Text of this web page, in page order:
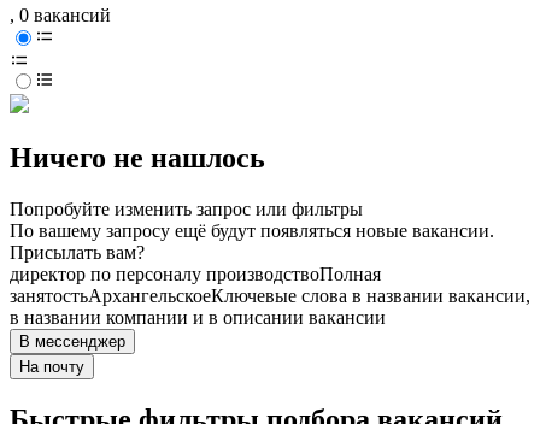
, 0 вакансий
Ничего не нашлось
Попробуйте изменить запрос или фильтры
По вашему запросу ещё будут появляться новые вакансии.
Присылать вам?
директор по персоналу производствоПолная
занятостьАрхангельскоеКлючевые слова в названии вакансии,
в названии компании и в описании вакансии
В мессенджер
На почту